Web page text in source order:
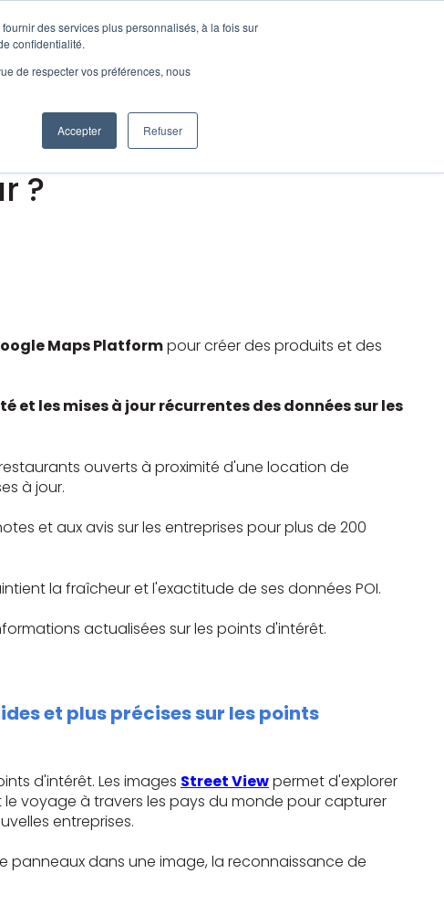
des services plus personnalisés, à la fois sur
confidentialité.
de respecter vos préférences, nous
Accepter Refuser
pour Produits
Cas d'utilisationsAfficher le sous-menu pour Cas d'utilisations
RessourcesAfficher le sous-menu pour
et les contributions de
?
Maps Platformpour créer des produits et des
et les mises à jour récurrentes des données sur les
ouverts à proximité d'une location de
à jour.
et aux avis sur les entreprises pour plus de 200
la fraîcheur et l'exactitude de ses données POI.
actualisées sur les points d'intérêt.
et plus précises sur les points
d'intérêt. Les images Street Viewpermet d'explorer
voyage à travers les pays du monde pour capturer
entreprises.
panneaux dans une image, la reconnaissance de